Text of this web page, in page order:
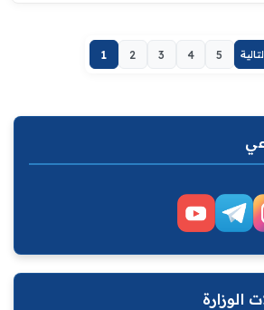
1 2 3 4 5
الوزارة